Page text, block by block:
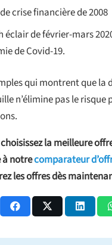
crise financière de 2008
éclair de février-mars
de Covid-19.
qui montrent que la
n’élimine pas le risque
la meilleure
à notrecomparateur
les offres dès